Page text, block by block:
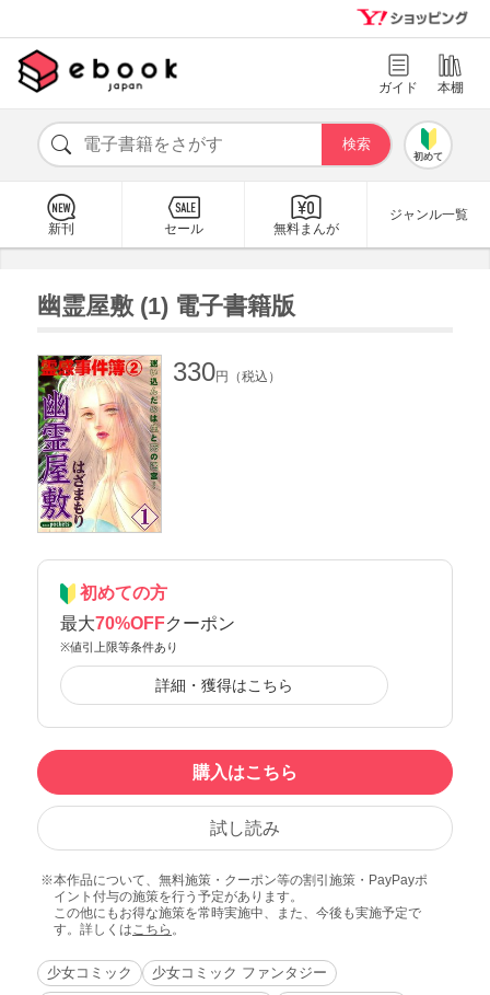
ガイド 本棚
初めて
新刊 セール 無料まんが
ジャンル一覧
幽霊屋敷 (1) 電子書籍版
330円（税込）
初めての方
最大70%OFFクーポン
※値引上限等条件あり
詳細・獲得はこちら
購入はこちら
試し読み
本作品について、無料施策・クーポン等の割引施策・PayPayポ
イント付与の施策を行う予定があります。
この他にもお得な施策を常時実施中、また、今後も実施予定で
す。詳しくはこちら 。
少女コミック
少女コミック ファンタジー